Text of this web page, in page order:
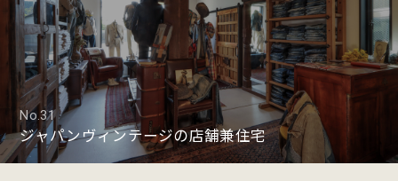
No.31
ジャパンヴィンテージの店舗兼住宅